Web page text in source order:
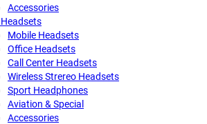
Accessories
Mobile Headsets
Office Headsets
Call Center Headsets
Wireless Strereo Headsets
Sport Headphones
Aviation & Special
Accessories